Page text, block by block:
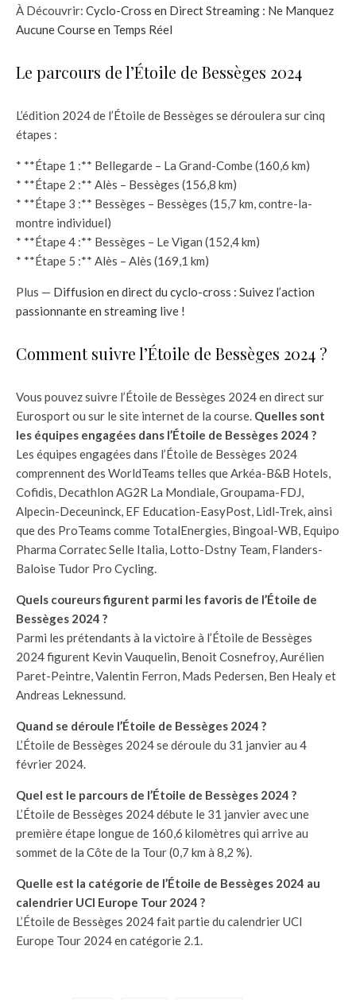
À Découvrir: Cyclo-Cross en Direct Streaming : Ne Manquez
Aucune Course en Temps Réel
Le parcours de l’Étoile de Bessèges 2024
L’édition 2024 de l’Étoile de Bessèges se déroulera sur cinq
étapes :
* **Étape 1 :** Bellegarde – La Grand-Combe (160,6 km)
* **Étape 2 :** Alès – Bessèges (156,8 km)
* **Étape 3 :** Bessèges – Bessèges (15,7 km, contre-la-
montre individuel)
* **Étape 4 :** Bessèges – Le Vigan (152,4 km)
* **Étape 5 :** Alès – Alès (169,1 km)
Plus — Diffusion en direct du cyclo-cross : Suivez l’action
passionnante en streaming live !
Comment suivre l’Étoile de Bessèges 2024 ?
Vous pouvez suivre l’Étoile de Bessèges 2024 en direct sur
Eurosport ou sur le site internet de la course. Quelles sont
les équipes engagées dans l’Étoile de Bessèges 2024 ?
Les équipes engagées dans l’Étoile de Bessèges 2024
comprennent des WorldTeams telles que Arkéa-B&B Hotels,
Cofidis, Decathlon AG2R La Mondiale, Groupama-FDJ,
Alpecin-Deceuninck, EF Education-EasyPost, Lidl-Trek, ainsi
que des ProTeams comme TotalEnergies, Bingoal-WB, Equipo
Pharma Corratec Selle Italia, Lotto-Dstny Team, Flanders-
Baloise Tudor Pro Cycling.
Quels coureurs figurent parmi les favoris de l’Étoile de
Bessèges 2024 ?
Parmi les prétendants à la victoire à l’Étoile de Bessèges
2024 figurent Kevin Vauquelin, Benoit Cosnefroy, Aurélien
Paret-Peintre, Valentin Ferron, Mads Pedersen, Ben Healy et
Andreas Leknessund.
Quand se déroule l’Étoile de Bessèges 2024 ?
L’Étoile de Bessèges 2024 se déroule du 31 janvier au 4
février 2024.
Quel est le parcours de l’Étoile de Bessèges 2024 ?
L’Étoile de Bessèges 2024 débute le 31 janvier avec une
première étape longue de 160,6 kilomètres qui arrive au
sommet de la Côte de la Tour (0,7 km à 8,2 %).
Quelle est la catégorie de l’Étoile de Bessèges 2024 au
calendrier UCI Europe Tour 2024 ?
L’Étoile de Bessèges 2024 fait partie du calendrier UCI
Europe Tour 2024 en catégorie 2.1.